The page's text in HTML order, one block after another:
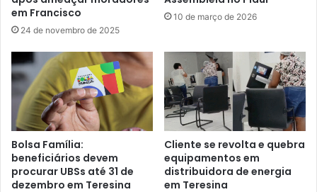
em Francisco
24 de novembro de 2025
10 de março de 2026
Bolsa Família:
beneficiários devem
procurar UBSs até 31 de
dezembro em Teresina
Cliente se revolta e quebra
equipamentos em
distribuidora de energia
em Teresina